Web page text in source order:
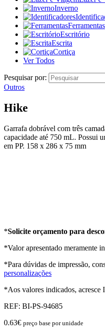
Inverno
Ferramentas
Escritório
Escrita
Cortiça
Ver Todos
Pesquisar por:
Outros
Hike
Garrafa dobrável com três
capacidade até 750 mL. Possui
em PP. 158 x 286 x 75 mm
*Solicite orçamento para
*Valor apresentado meramente
*Para dúvidas de impressão,
personalizações
*Aos valores indicados, acresce
REF: BI-PS-94685
0.63€ preço base por unidade